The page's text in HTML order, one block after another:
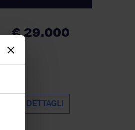
€ 29.000
DETTAGLI